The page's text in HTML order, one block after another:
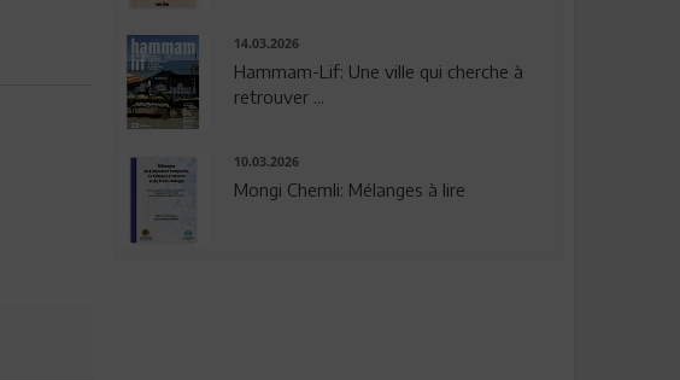
14.03.2026
Hammam-Lif: Une ville qui cherche à
retrouver ...
10.03.2026
Mongi Chemli: Mélanges à lire